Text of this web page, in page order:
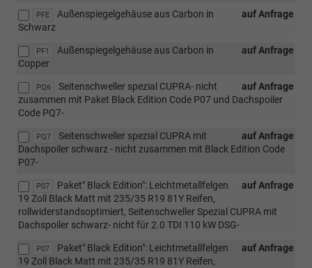
PFE auf Anfrage
Außenspiegelgehäuse aus Carbon in
Schwarz
PF1 auf Anfrage
Außenspiegelgehäuse aus Carbon in
Copper
PQ6 auf Anfrage
Seitenschweller spezial CUPRA- nicht
zusammen mit Paket Black Edition Code P07 und Dachspoiler
Code PQ7-
PQ7 auf Anfrage
Seitenschweller spezial CUPRA mit
Dachspoiler schwarz - nicht zusammen mit Black Edition Code
P07-
P07 auf Anfrage
Paket" Black Edition": Leichtmetallfelgen
19 Zoll Black Matt mit 235/35 R19 81Y Reifen,
rollwiderstandsoptimiert, Seitenschweller Spezial CUPRA mit
Dachspoiler schwarz- nicht für 2.0 TDI 110 kW DSG-
P07 auf Anfrage
Paket" Black Edition": Leichtmetallfelgen
19 Zoll Black Matt mit 235/35 R19 81Y Reifen,